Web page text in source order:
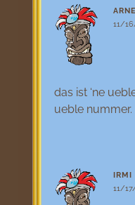
11/
das ist ‘ne
ueble nummer.
IRMI
11/